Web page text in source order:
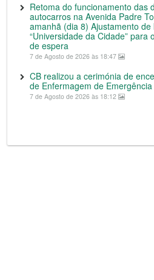
Retoma do funcionamento das
autocarros na Avenida Padre
amanhã (dia 8) Ajustamento
“Universidade da Cidade” para
de espera
7 de Agosto de 2026 às 18:47
CB realizou a cerimónia de
de Enfermagem de Emergência
7 de Agosto de 2026 às 18:12